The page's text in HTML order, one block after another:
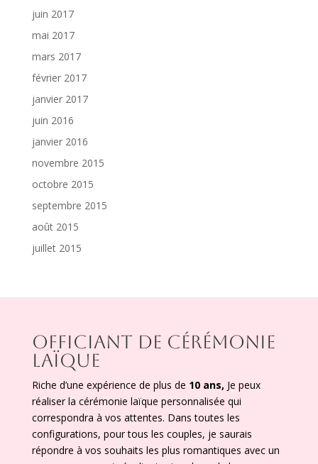
juin 2017
mai 2017
mars 2017
février 2017
janvier 2017
juin 2016
janvier 2016
novembre 2015
octobre 2015
septembre 2015
août 2015
juillet 2015
OFFICIANT DE CÉRÉMONIE
LAÏQUE
Riche d’une expérience de plus de 10 ans, Je peux
réaliser la cérémonie laïque personnalisée qui
correspondra à vos attentes. Dans toutes les
configurations, pour tous les couples, je saurais
répondre à vos souhaits les plus romantiques avec un